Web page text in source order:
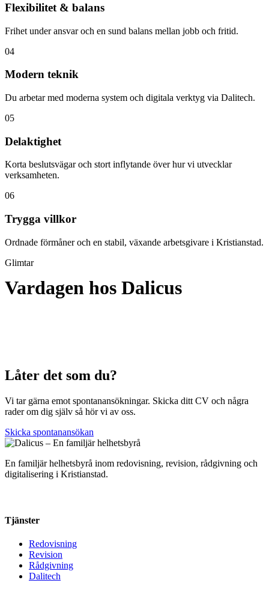
Flexibilitet & balans
Frihet under ansvar och en sund balans mellan jobb och fritid.
04
Modern teknik
Du arbetar med moderna system och digitala verktyg via Dalitech.
05
Delaktighet
Korta beslutsvägar och stort inflytande över hur vi utvecklar
verksamheten.
06
Trygga villkor
Ordnade förmåner och en stabil, växande arbetsgivare i Kristianstad.
Glimtar
Vardagen hos Dalicus
Låter det som du?
Vi tar gärna emot spontanansökningar. Skicka ditt CV och några
rader om dig själv så hör vi av oss.
Skicka spontanansökan
En familjär helhetsbyrå inom redovisning, revision, rådgivning och
digitalisering i Kristianstad.
Tjänster
Redovisning
Revision
Rådgivning
Dalitech